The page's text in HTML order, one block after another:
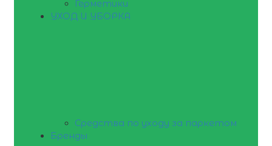
Герметики
УХОД И УБОРКА
Средства по уходу за паркетом
Бренды